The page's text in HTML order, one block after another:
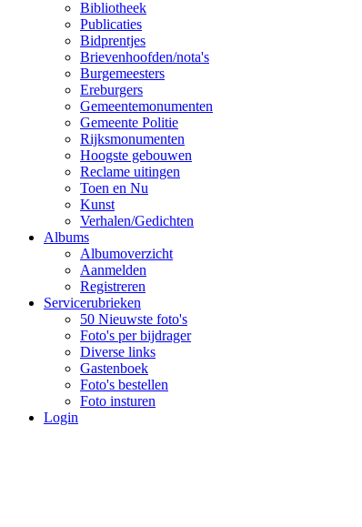
Bibliotheek
Publicaties
Bidprentjes
Brievenhoofden/nota's
Burgemeesters
Ereburgers
Gemeentemonumenten
Gemeente Politie
Rijksmonumenten
Hoogste gebouwen
Reclame uitingen
Toen en Nu
Kunst
Verhalen/Gedichten
Albums
Albumoverzicht
Aanmelden
Registreren
Servicerubrieken
50 Nieuwste foto's
Foto's per bijdrager
Diverse links
Gastenboek
Foto's bestellen
Foto insturen
Login